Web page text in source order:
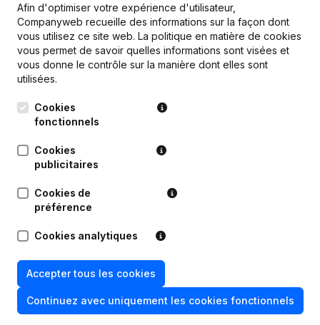
Publications de Cipango Media
Statuts (Traduction, Coordination,
Divers - Siège Social - Demissions,
Nominations
27-12-2016 Siège Social
23-09-2015
Nominations
25-10-2010 Siège Social
Denomination - Siège Social - But -
Demissions, Nominations - Statuts
Afin d'optimiser votre expérience d'utilisateur,
Companyweb recueille des informations sur la façon dont
vous utilisez ce site web. La politique en matière de cookies
vous permet de savoir quelles informations sont visées et
vous donne le contrôle sur la manière dont elles sont
utilisées.
Cookies
fonctionnels
Cookies
publicitaires
Cookies de
préférence
Cookies analytiques
Accepter tous les cookies
Continuez avec uniquement les cookies fonctionnels